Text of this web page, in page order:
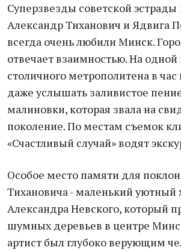
Суперзвезды советской эстрады
Александр Тиханович и Ядвига
всегда очень любили Минск.
отвечает взаимностью. На одной
столичного метрополитена в
даже услышать заливистое
малиновки, которая звала на
поколение. По местам съемок
«Счастливый случай» водят
Особое место памяти для
Тихановича - маленький уютный
Александра Невского, который
шумных деревьев в центре
артист был глубоко верующим